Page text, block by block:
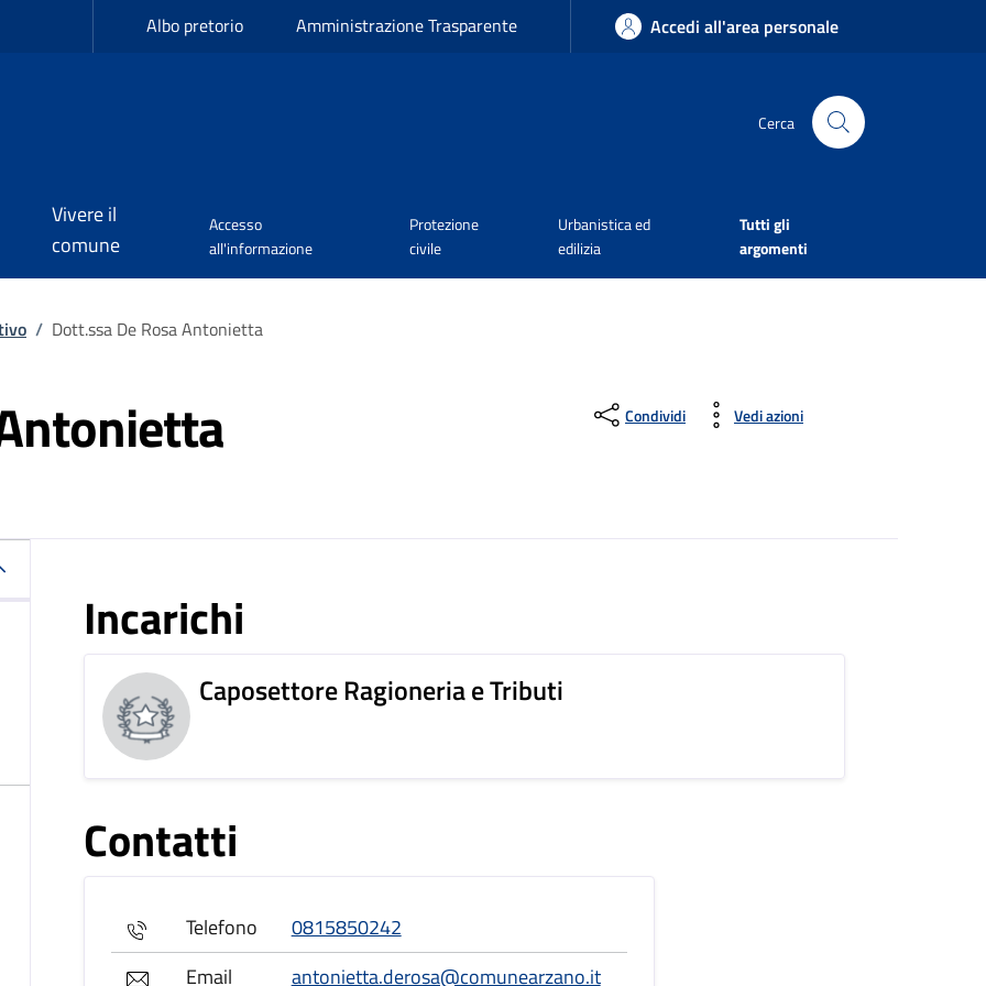
Albo pretorio Amministrazione Trasparente Accedi all'area personale
Cerca
Vivere il
comune
Accesso
all'informazione
Protezione
civile
Urbanistica ed
edilizia
Tutti gli
argomenti
/ Dott.ssa De Rosa Antonietta
Condividi Vedi azioni
Incarichi
Caposettore Ragioneria e Tributi
Contatti
Telefono
0815850242
Email
antonietta.derosa@comunearzano.it